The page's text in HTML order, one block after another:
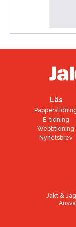
Läs
E-tidning
Webbtidning
Nyhetsbrev
Jakt &